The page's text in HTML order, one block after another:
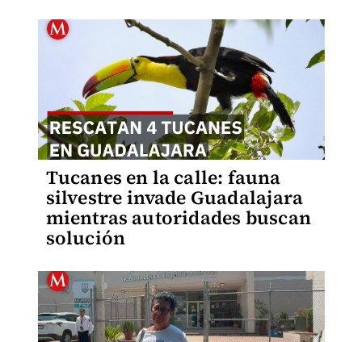
Tucanes en la calle: fauna
silvestre invade Guadalajara
mientras autoridades buscan
solución